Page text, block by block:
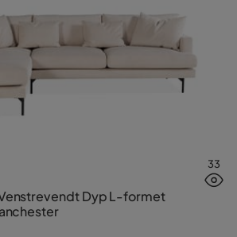
33
Dyp L-formet